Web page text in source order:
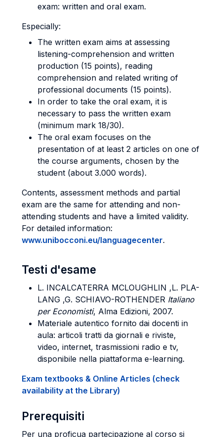
exam: written and oral exam.
Especially:
The written exam aims at assessing
listening-comprehension and written
production (15 points), reading
comprehension and related writing of
professional documents (15 points).
In order to take the oral exam, it is
necessary to pass the written exam
(minimum mark 18/30).
The oral exam focuses on the
presentation of at least 2 articles on one of
the course arguments, chosen by the
student (about 3.000 words).
Contents, assessment methods and partial
exam are the same for attending and non-
attending students and have a limited validity.
For detailed information:
www.unibocconi.eu/languagecenter.
Testi d'esame
L. INCALCATERRA MCLOUGHLIN ,L. PLA-
LANG ,G. SCHIAVO-ROTHENDER Italiano
per Economisti, Alma Edizioni, 2007.
Materiale autentico fornito dai docenti in
aula: articoli tratti da giornali e riviste,
video, internet, trasmissioni radio e tv,
disponibile nella piattaforma e-learning.
Exam textbooks & Online Articles (check
availability at the Library)
Prerequisiti
Per una proficua partecipazione al corso si